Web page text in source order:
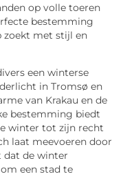
op volle toeren
bestemming
zoekt met stijl en
een winterse
in Tromsø en
van Krakau en de
bestemming biedt
winter tot zijn recht
laat meevoeren door
dat de winter
een stad te